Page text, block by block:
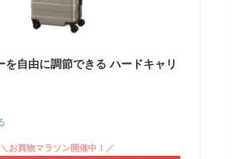
を自由に調節できる ハードキャリ
＼お買物マラソン開催中！／